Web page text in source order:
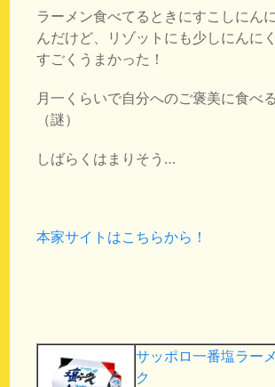
ラーメン食べてるときにすこしにん
んだけど、リゾットにも少しにんに
すごくうまかった！
月一くらいで自分へのご褒美に食べ
（謎）
しばらくはまりそう…
本家サイトはこちらから！
サッポロ一番塩ラー
ク